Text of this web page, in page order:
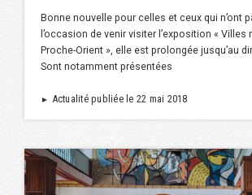
Bonne nouvelle pour celles et ceux qui n’ont
l’occasion de venir visiter l’exposition « Villes
Proche-Orient », elle est prolongée jusqu’au
Sont notamment présentées
► Actualité publiée le 22 mai 2018